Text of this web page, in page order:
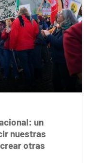
un
nuestras
otras